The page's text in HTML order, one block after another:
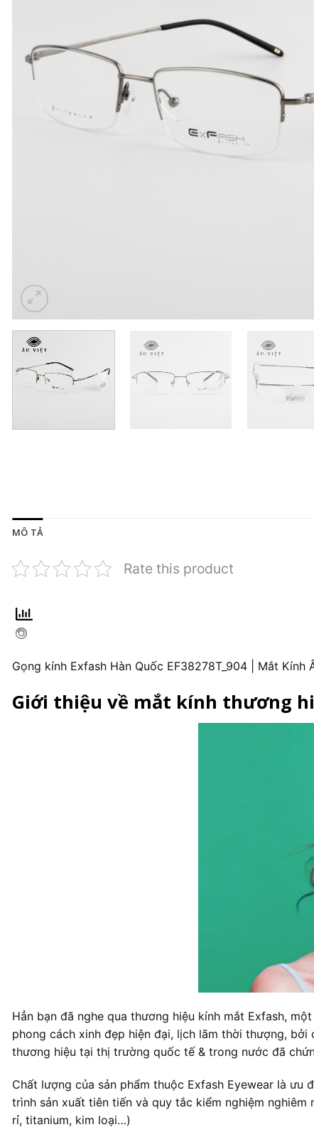
MÔ TẢ
Rate this product
Gọng kính Exfash Hàn Quốc EF38278T_904 | Mắt Kính
Giới thiệu về mắt kính thương
Hẳn bạn đã nghe qua thương hiệu kính mắt Exfash,
phong cách xinh đẹp hiện đại, lịch lãm thời thượng,
thương hiệu tại thị trường quốc tế & trong nước đã
Chất lượng của sản phẩm thuộc Exfash Eyewear là
trình sản xuất tiên tiến và quy tắc kiểm nghiệm
rỉ, titanium, kim loại…)